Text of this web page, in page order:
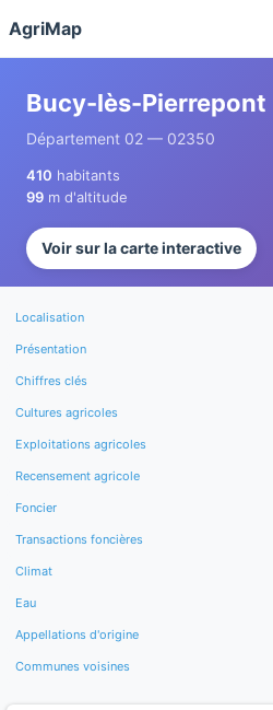
AgriMap
Bucy-lès-Pierrepont
Département 02 — 02350
410 habitants
99 m d'altitude
Voir sur la carte interactive
Localisation
Présentation
Chiffres clés
Cultures agricoles
Exploitations agricoles
Recensement agricole
Foncier
Transactions foncières
Climat
Eau
Appellations d'origine
Communes voisines